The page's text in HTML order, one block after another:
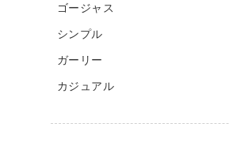
ゴージャス
シンプル
ガーリー
カジュアル